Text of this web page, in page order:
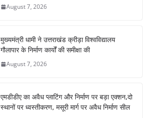
August 7, 2026
मुख्यमंत्री धामी ने उत्तराखंड क्रीड़ा विश्वविद्यालय
गौलापार के निर्माण कार्यों की समीक्षा की
August 7, 2026
एमडीडीए का अवैध प्लाटिंग और निर्माण पर बड़ा एक्शन,दो
स्थानों पर ध्वस्तीकरण, मसूरी मार्ग पर अवैध निर्माण सील